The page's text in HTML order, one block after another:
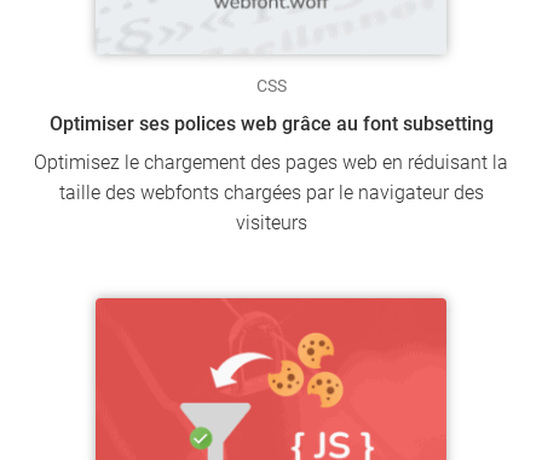
CSS
Optimiser ses polices web grâce au font subsetting
Optimisez le chargement des pages web en réduisant la
taille des webfonts chargées par le navigateur des
visiteurs